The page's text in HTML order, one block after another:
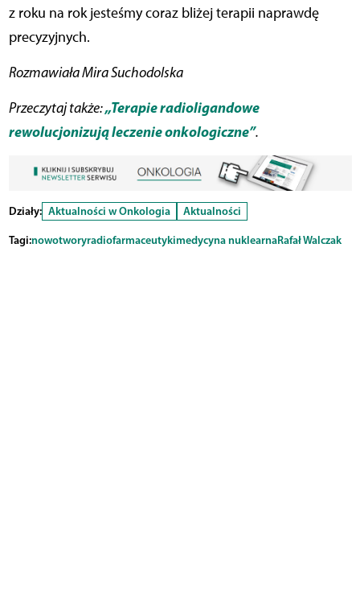
z roku na rok jesteśmy coraz bliżej terapii naprawdę
precyzyjnych.
Rozmawiała Mira Suchodolska
Przeczytaj także:„Terapie radioligandowe
rewolucjonizują leczenie onkologiczne”.
Działy: Aktualności w Onkologia
Aktualności
Tagi:nowotworyradiofarmaceutykimedycyna nuklearnaRafał Walczak